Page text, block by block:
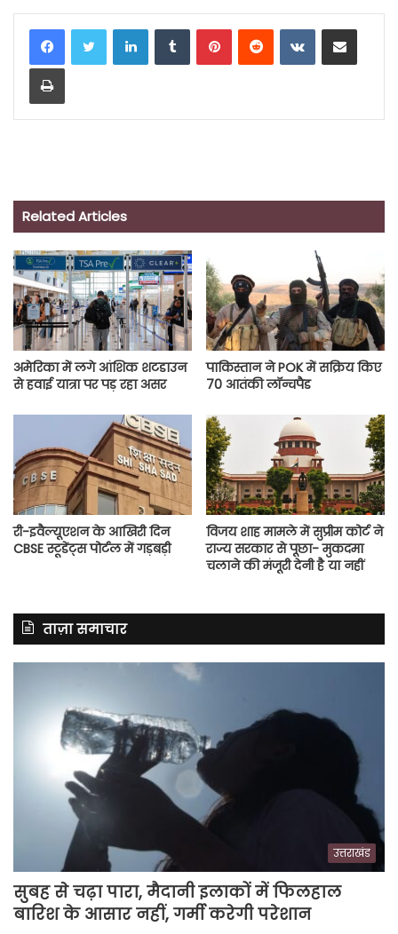
LinkedInTumblrPinterestReddit VKontakteShare via Email
Print
Related Articles
अमेरिका में लगे आंशिक शटडाउन
से हवाई यात्रा पर पड़ रहा असर
पाकिस्तान ने POK में सक्रिय किए
70 आतंकी लॉन्चपैड
री-इवैल्यूएशन के आखिरी दिन
CBSE स्टूडेंट्स पोर्टल में गड़बड़ी
विजय शाह मामले में सुप्रीम कोर्ट ने
राज्य सरकार से पूछा- मुकदमा
चलाने की मंजूरी देनी है या नहीं
ताज़ा समाचार
उत्तराखंड
सुबह से चढ़ा पारा, मैदानी इलाकों में फिलहाल
बारिश के आसार नहीं, गर्मी करेगी परेशान